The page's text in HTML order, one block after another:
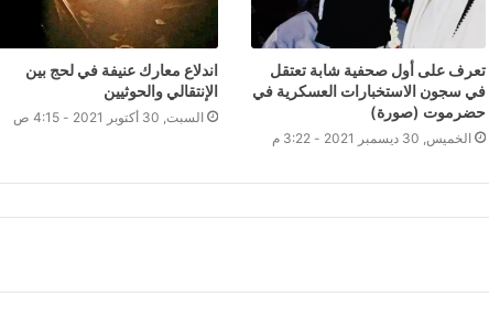
تعرف على أول صحفية شابة تعتقل
في سجون الاستخبارات العسكرية في
حضرموت (صورة)
الخميس, 30 ديسمبر 2021 - 3:22 م
اندلاع معارك عنيفة في لحج بين
الإنتقالي والحوثيين
السبت, 30 أكتوبر 2021 - 4:15 ص